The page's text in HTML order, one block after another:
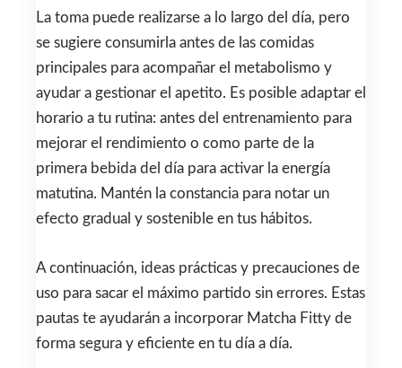
La toma puede realizarse a lo largo del día, pero
se sugiere consumirla antes de las comidas
principales para acompañar el metabolismo y
ayudar a gestionar el apetito. Es posible adaptar el
horario a tu rutina: antes del entrenamiento para
mejorar el rendimiento o como parte de la
primera bebida del día para activar la energía
matutina. Mantén la constancia para notar un
efecto gradual y sostenible en tus hábitos.
A continuación, ideas prácticas y precauciones de
uso para sacar el máximo partido sin errores. Estas
pautas te ayudarán a incorporar Matcha Fitty de
forma segura y eficiente en tu día a día.